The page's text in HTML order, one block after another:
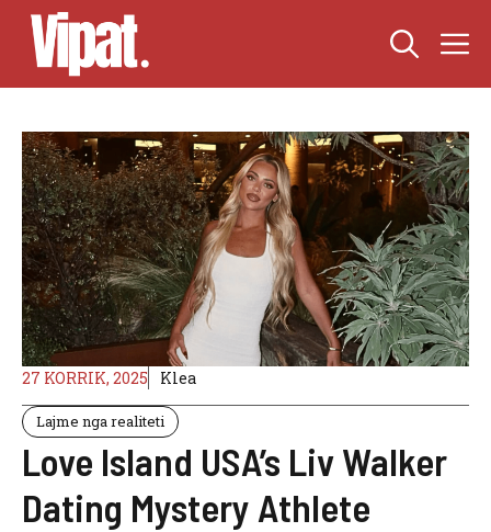
Skip
content
27 KORRIK, 2025 Klea
Lajme nga realiteti
Love Island USA’s Liv Walker
Dating Mystery Athlete